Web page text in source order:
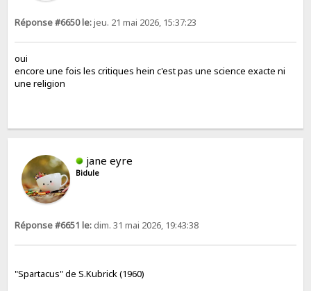
Réponse #6650 le:jeu. 21 mai 2026, 15:37:23
oui
encore une fois les critiques hein c'est pas une science exacte ni
une religion
jane eyre
Bidule
Réponse #6651 le: dim. 31 mai 2026, 19:43:38
"Spartacus" de S.Kubrick (1960)